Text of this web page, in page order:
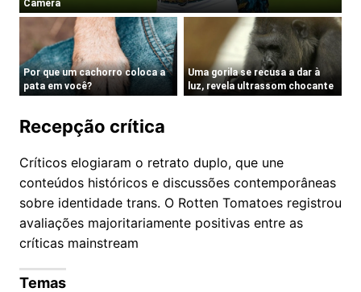
Recepção crítica
Críticos elogiaram o retrato duplo, que une
conteúdos históricos e discussões contemporâneas
sobre identidade trans. O Rotten Tomatoes registrou
avaliações majoritariamente positivas entre as
críticas mainstream
Temas